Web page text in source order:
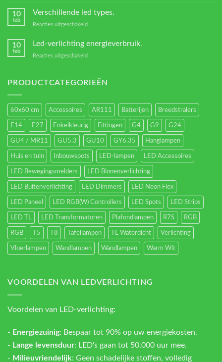
Transformators?
10
feb
Verschillende led types.
Reacties uitgeschakeld
10
feb
Led-verlichting energieverbruik.
Reacties uitgeschakeld
energieverbruik.
PRODUCTCATEGORIEËN
60x60 cm Accessoires AR111 Batterijen Breedstralers
E14 E27 Enkelkleurig Fittingen G4 G9 G24
GU4 / MR11 GU5.3 GU10 GY6.35 Hanglampen
Huis en tuin Inbouwspots LED-lampen LED Accessoires
LED Bewegingsmelders LED Binnenverlichting
LED Buitenverlichting LED Dimmers LED Neon Flex
LED Paneel LED RGB(W) Controllers LED Spots LED Strips
LED TL LED Transformatoren Plafondlampen R7S RGB
RGB T5 T8 Tafellampen TL Waterdicht Verlichting
Vloerlampen Wandlampen Wandlampen Warm Wit
VOORDELEN VAN LEDVERLICHTING
Voordelen van LED-verlichting:
- Energiezuinig: Bespaar tot 90% op uw energiekosten.
- Lange levensduur: LED's gaan tot 50.000 uur mee.
- Milieuvriendelijk: Geen schadelijke stoffen, volledig